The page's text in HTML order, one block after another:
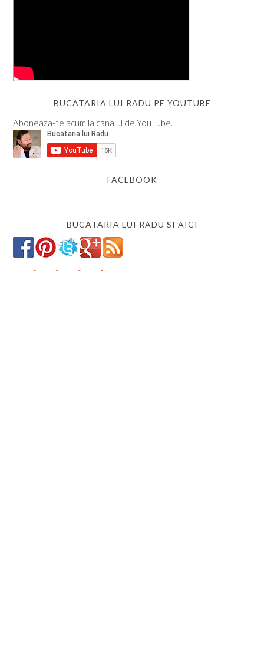
BUCATARIA LUI RADU PE YOUTUBE
Aboneaza-te acum la canalul de YouTube.
FACEBOOK
BUCATARIA LUI RADU SI AICI